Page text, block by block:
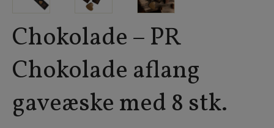
Chokolade – PR
Chokolade aflang
gaveæske med 8 stk.